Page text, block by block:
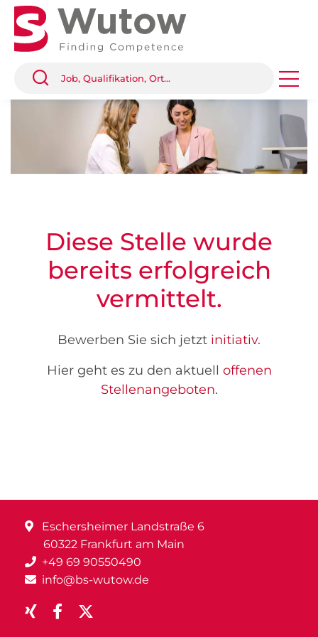
Diese Stelle wurde
bereits erfolgreich
vermittelt.
Bewerben Sie sich jetzt initiativ.
Hier geht es zu den aktuell offenen
Stellenangeboten.
Eschersheimer Landstraße 6
60322 Frankfurt am Main
+49 69 90550490
info@bs-wutow.de